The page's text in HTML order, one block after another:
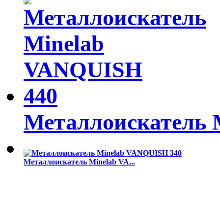
Металлоискатель
Металлоискатель Minelab VA...